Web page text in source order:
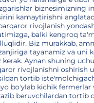
biznesimizning
kamaytirishni
rivojlanish
balki kengroq
Biz murakkab,
tayanamiz va uni
Aynan shuning
rivojlanishni oshirish
tortib
bo'ylab kichik fermerlar
beruvchilardan tortib